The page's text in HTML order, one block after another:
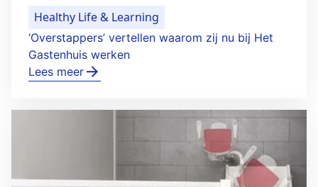
Healthy Life & Learning
‘Overstappers’ vertellen waarom zij nu bij Het
Gastenhuis werken
Lees meer